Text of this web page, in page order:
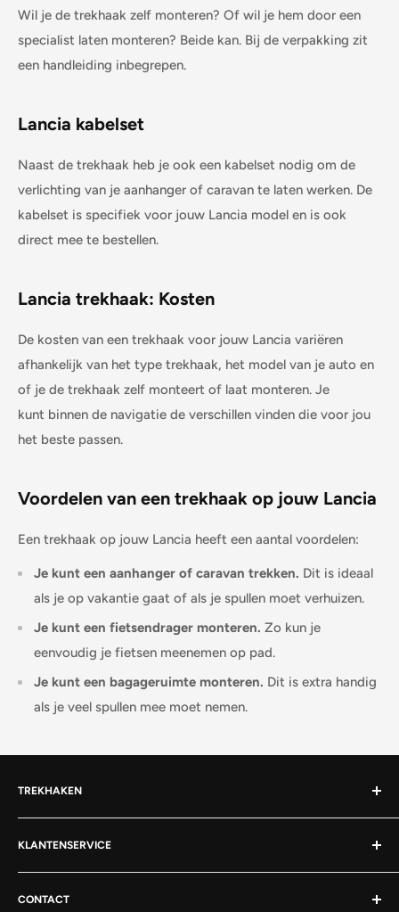
Wil je de trekhaak zelf monteren? Of wil je hem door een
specialist laten monteren? Beide kan. Bij de verpakking zit
een handleiding inbegrepen.
Lancia kabelset
Naast de trekhaak heb je ook een kabelset nodig om de
verlichting van je aanhanger of caravan te laten werken. De
kabelset is specifiek voor jouw Lancia model en is ook
direct mee te bestellen.
Lancia trekhaak: Kosten
De kosten van een trekhaak voor jouw Lancia variëren
afhankelijk van het type trekhaak, het model van je auto en
of je de trekhaak zelf monteert of laat monteren. Je
kunt binnen de navigatie de verschillen vinden die voor jou
het beste passen.
Voordelen van een trekhaak op jouw Lancia
Een trekhaak op jouw Lancia heeft een aantal voordelen:
Je kunt een aanhanger of caravan trekken. Dit is ideaal
als je op vakantie gaat of als je spullen moet verhuizen.
Je kunt een fietsendrager monteren. Zo kun je
eenvoudig je fietsen meenemen op pad.
Je kunt een bagageruimte monteren. Dit is extra handig
als je veel spullen mee moet nemen.
TREKHAKEN
Vaste trekhaak
KLANTENSERVICE
Verzendbeleid
CONTACT